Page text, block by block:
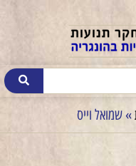
»שמואל וייס